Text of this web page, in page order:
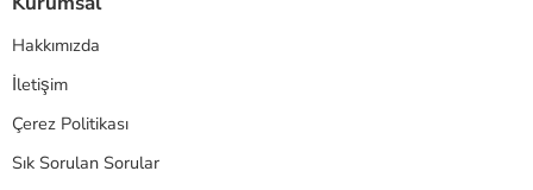
Hakkımızda
İletişim
Çerez Politikası
Sık Sorulan Sorular